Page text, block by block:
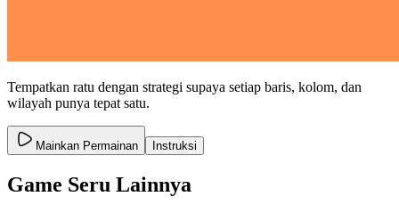
Tempatkan ratu dengan strategi supaya setiap baris, kolom, dan
wilayah punya tepat satu.
Mainkan Permainan Instruksi
Game Seru Lainnya